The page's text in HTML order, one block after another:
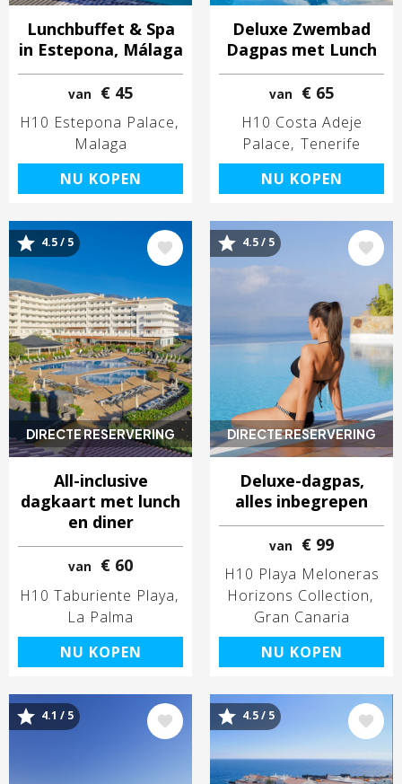
Lunchbuffet & Spa
in Estepona, Málaga
van € 45
H10 Estepona Palace
Malaga
NU KOPEN
Deluxe Zwembad
Dagpas met Lunch
van € 65
H10 Costa Adeje
Palace Tenerife
NU KOPEN
DIRECTE RESERVERING
Afbeelding
4.5 / 5
All-inclusive
dagkaart met lunch
en diner
van € 60
H10 Taburiente Playa
La Palma
NU KOPEN
DIRECTE RESERVERING
Afbeelding
4.5 / 5
Deluxe-dagpas,
alles inbegrepen
van € 99
H10 Playa Meloneras
Horizons Collection
Gran Canaria
NU KOPEN
Afbeelding
4.1 / 5 Afbeelding
4.5 / 5